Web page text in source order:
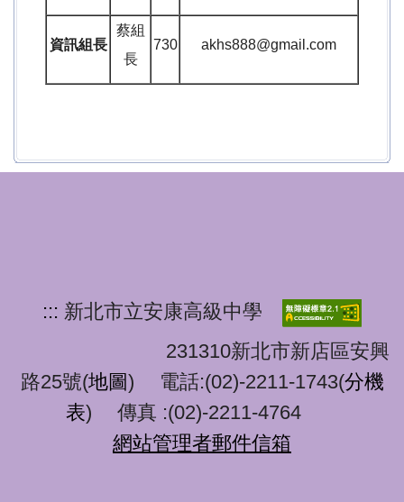
資訊組長
蔡組
長
730 akhs888@gmail.com
::: 新北市立安康高級中學
231310新北市新店區安興
路25號(地圖) 電話:(02)-2211-1743(分機
表) 傳真 :(02)-2211-4764
網站管理者郵件信箱